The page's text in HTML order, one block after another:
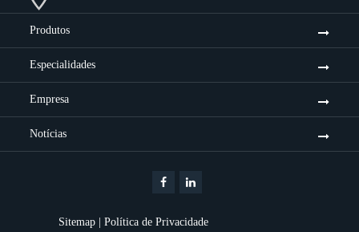
Produtos
Especialidades
Empresa
Notícias
Sitemap Política de Privacidade